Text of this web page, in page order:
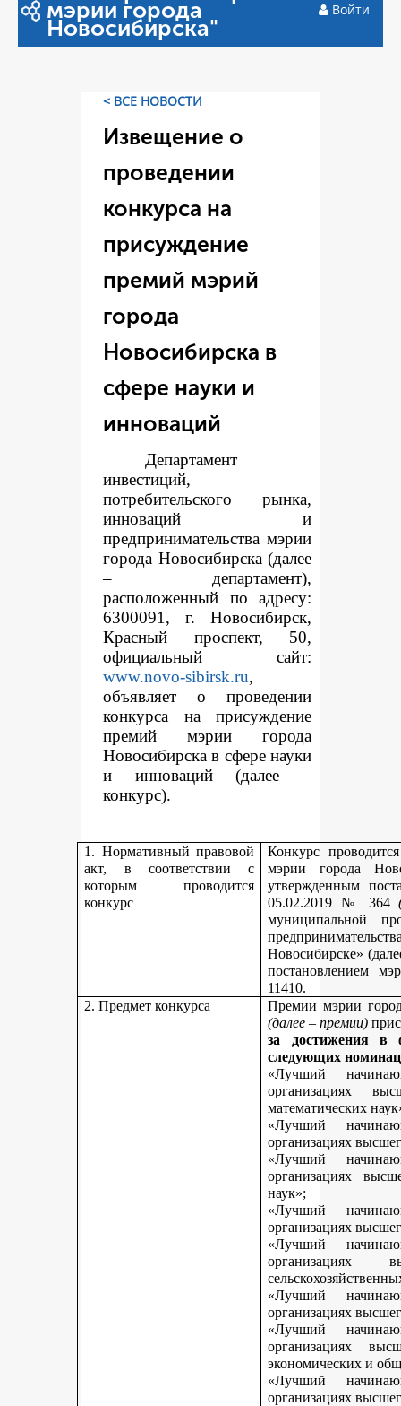
мэрии города
Новосибирска"
Войти
< ВСЕ НОВОСТИ
Извещение о
проведении
конкурса на
присуждение
премий мэрий
города
Новосибирска в
сфере науки и
инноваций
Департамент
инвестиций,
потребительского рынка,
инноваций и
предпринимательства мэрии
города Новосибирска (далее
– департамент),
расположенный по адресу:
6300091, г. Новосибирск,
Красный проспект, 50,
официальный сайт:
www.novo-sibirsk.ru,
объявляет о проведении
конкурса на присуждение
премий мэрии города
Новосибирска в сфере науки
и инноваций (далее –
конкурс).
1. Нормативный правовой
акт, в соответствии с
которым проводится
конкурс
Конкурс
мэрии города
утвержденным
05.02.2019 № 364
муниципальной
Новосибирске»
постановлением
11410.
2. Предмет конкурса
Премии мэрии
(далее – премии)
за достижения в
следующих
«Лучший
организациях
математических
«Лучший
организациях
«Лучший
организациях
наук»;
«Лучший
организациях
«Лучший
организациях
«Лучший
организациях
«Лучший
организациях
экономических и
«Лучший
организациях